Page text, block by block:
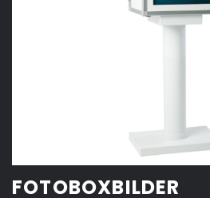
FOTOBOXBILDER